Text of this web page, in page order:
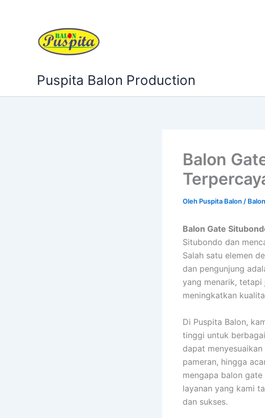
Puspita Balon Production
Balon
Oleh Puspita Balon /
Balon Gate
Situbondo dan
Salah satu elemen
dan pengunjung
yang menarik,
meningkatkan
Di Puspita Balon,
tinggi untuk
dapat
pameran, hingga
mengapa balon
layanan yang kami
dan sukses.